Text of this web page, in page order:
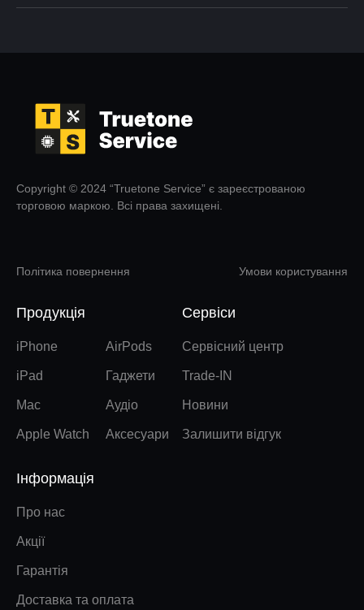
Copyright © 2024 “Truetone Service” є зареєстрованою
торговою маркою. Всі права захищені.
Політика повернення Умови користування
Продукція
iPhone
iPad
Mac
Apple Watch
AirPods
Гаджети
Аудіо
Аксесуари
Сервіси
Сервісний центр
Trade-IN
Новини
Залишити відгук
Інформація
Про нас
Акції
Гарантія
Доставка та оплата